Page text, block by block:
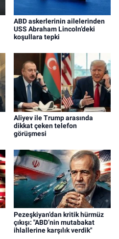
ABD askerlerinin ailelerinden
USS Abraham Lincoln’deki
koşullara tepki
Aliyev ile Trump arasında
dikkat çeken telefon
görüşmesi
Pezeşkiyan’dan kritik hürmüz
çıkışı: "ABD’nin mutabakat
ihlallerine karşılık verdik"